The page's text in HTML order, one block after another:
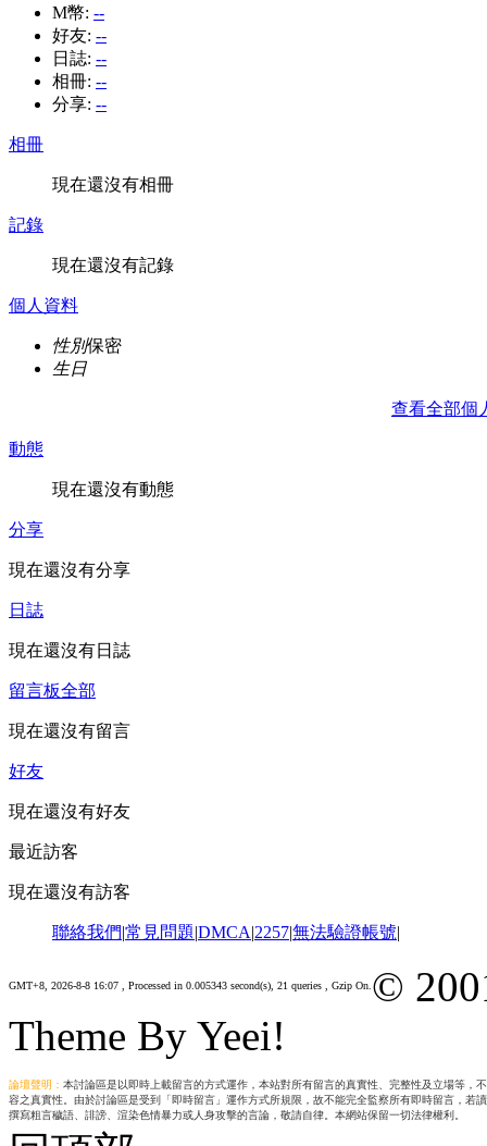
M幣: --
好友: --
日誌: --
相冊: --
分享: --
相冊
現在還沒有相冊
記錄
現在還沒有記錄
個人資料
性別保密
生日
查看全部個
動態
現在還沒有動態
分享
現在還沒有分享
日誌
現在還沒有日誌
留言板全部
現在還沒有留言
好友
現在還沒有好友
最近訪客
現在還沒有訪客
聯絡我們|常見問題|DMCA|2257|無法驗證帳號|
GMT+8, 2026-8-8 16:07 , Processed in 0.005343 second(s), 21 queries , Gzip On. ©
Theme By Yeei!
論壇聲明： 本討論區是以即時上載留言的方式運作，本站對所有留言的真實性、完整性及立場等
容之真實性。由於討論區是受到「即時留言」運作方式所規限，故不能完全監察所有即時留言，
撰寫粗言穢語、誹謗、渲染色情暴力或人身攻擊的言論，敬請自律。本網站保留一切法律權利。